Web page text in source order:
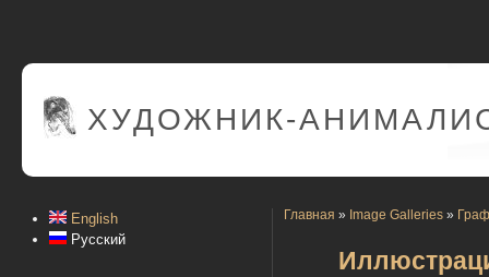
ХУДОЖНИК-
English
Русский
Главная » Image Galleries »